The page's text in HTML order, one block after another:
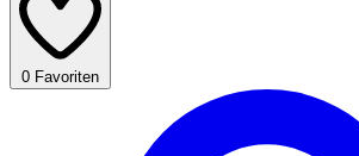
0 Favoriten